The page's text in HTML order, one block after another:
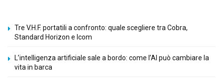
Tre V.H.F. portatili a confronto: quale scegliere tra Cobra,
Standard Horizon e Icom
L’intelligenza artificiale sale a bordo: come l’AI può cambiare la
vita in barca